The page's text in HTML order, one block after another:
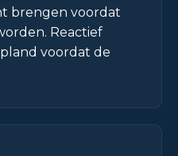
brengen voordat
Reactief
voordat de